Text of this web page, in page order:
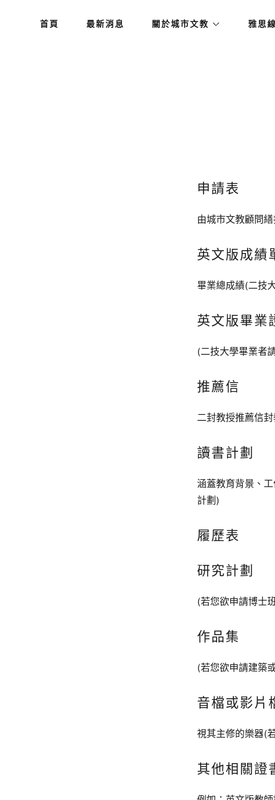
首頁 最新消息 關於城市文教 雅思
申請表
由城市文教顧問
英文版成績
畢業總成績(二技
英文版畢業
(二技大學畢業者
推薦信
二封教授推薦信
讀書計劃
涵蓋教育背景、
計劃)
履歷表
研究計劃
(若您欲申請博士
作品集
(若您欲申請建築
音檔或影片
視其主修的樂器(
其他相關證